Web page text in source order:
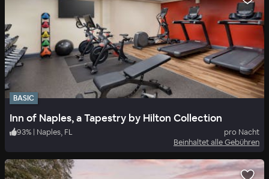
BASIC
Inn of Naples, a Tapestry by Hilton Collection
93% | Naples, FL
pro Nacht
Beinhaltet alle Gebühren